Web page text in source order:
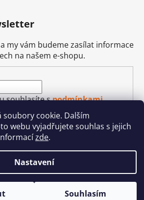
soubory cookie. Dalším
webu vyjadřujete souhlas s jejich
zde.
Nastavení
Souhlasím
my vám budeme zasílat informace
na našem e-shopu.
souhlasíte spodmínkami
údajů
Shoptet&Betechnik
. Všechna práva